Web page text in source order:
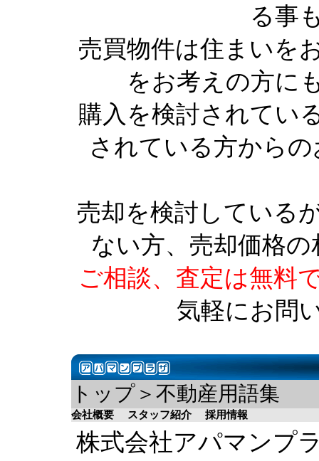
る事
売買物件は住まいを
をお考えの方に
購入を検討されてい
されている方から
売却を検討している
ない方、売却価格
ご相談、査定は無料
気軽にお問
トップ＞不動産用語集
会社概要 スタッフ紹介 採用情報
株式会社アパマンプ